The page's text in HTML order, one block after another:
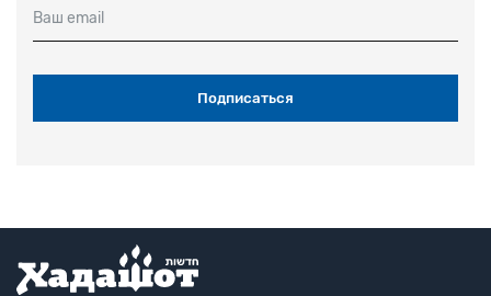
Ваш email